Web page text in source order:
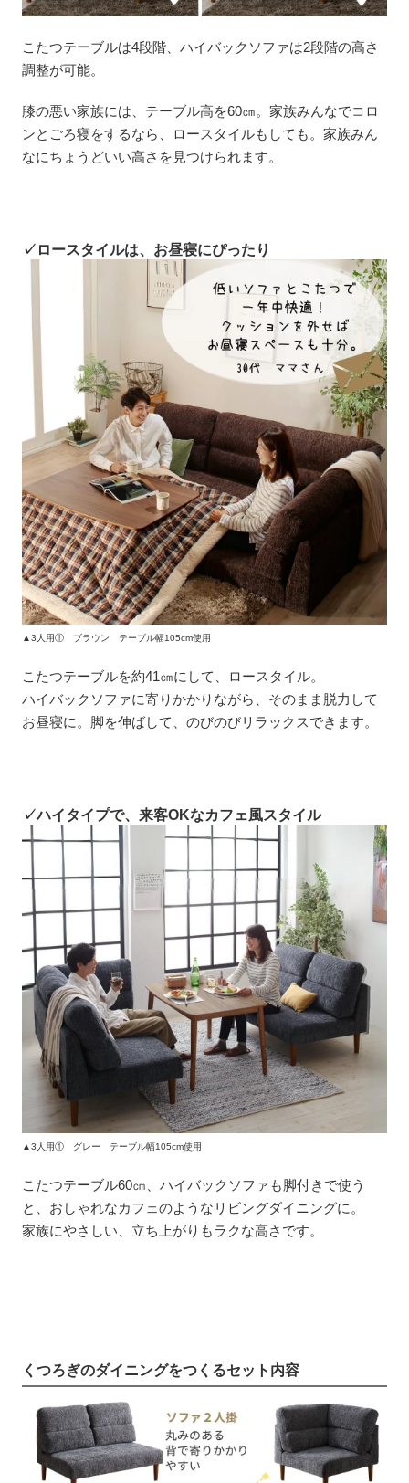
こたつテーブルは4段階、ハイバックソファは2段階の高さ
調整が可能。
膝の悪い家族には、テーブル高を60㎝。家族みんなでコロ
ンとごろ寝をするなら、ロースタイルもしても。家族みん
なにちょうどいい高さを見つけられます。
✓ロースタイルは、お昼寝にぴったり
▲3人用① ブラウン テーブル幅105cm使用
こたつテーブルを約41㎝にして、ロースタイル。
ハイバックソファに寄りかかりながら、そのまま脱力して
お昼寝に。脚を伸ばして、のびのびリラックスできます。
✓ハイタイプで、来客OKなカフェ風スタイル
▲3人用① グレー テーブル幅105cm使用
こたつテーブル60㎝、ハイバックソファも脚付きで使う
と、おしゃれなカフェのようなリビングダイニングに。
家族にやさしい、立ち上がりもラクな高さです。
くつろぎのダイニングをつくるセット内容